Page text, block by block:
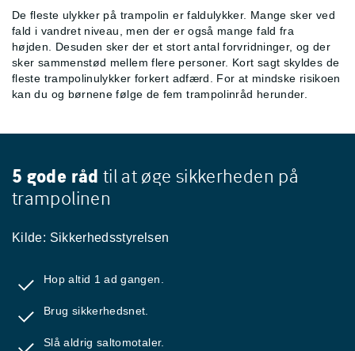
De fleste ulykker på trampolin er faldulykker. Mange sker ved
fald i vandret niveau, men der er også mange fald fra
højden. Desuden sker der et stort antal forvridninger, og der
sker sammenstød mellem flere personer. Kort sagt skyldes de
fleste trampolinulykker forkert adfærd. For at mindske risikoen
kan du og børnene følge de fem trampolinråd herunder.
5 gode råd til at øge sikkerheden på
trampolinen
Kilde: Sikkerhedsstyrelsen
Hop altid 1 ad gangen.
Brug sikkerhedsnet.
Slå aldrig saltomotaler.